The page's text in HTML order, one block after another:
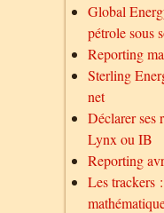
Global
pétrole sous
Reporting
Sterling
net
Déclarer ses
Lynx ou IB
Reporting
Les trackers